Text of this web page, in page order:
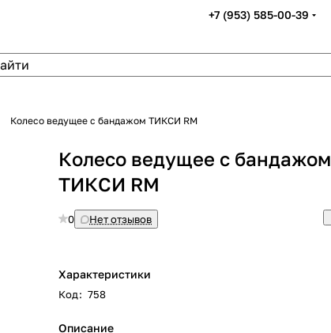
+7 (953) 585-00-39
Колесо ведущее с бандажом ТИКСИ RM
Колесо ведущее с бандажом
ТИКСИ RM
0 Нет отзывов
Характеристики
Код: 758
Описание